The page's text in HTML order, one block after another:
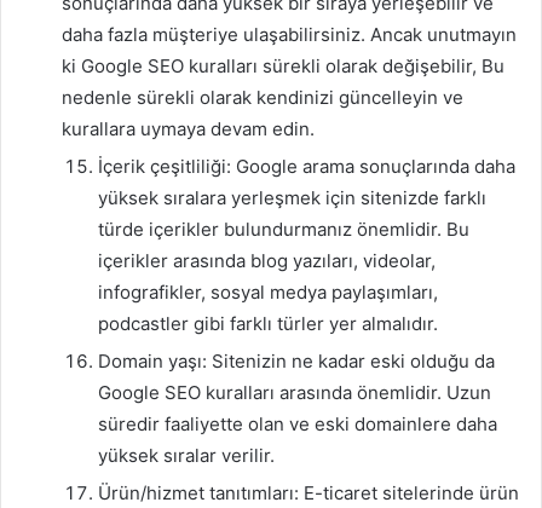
daha fazla müşteriye ulaşabilirsiniz. Ancak unutmayın
ki Google SEO kuralları sürekli olarak değişebilir, Bu
nedenle sürekli olarak kendinizi güncelleyin ve
kurallara uymaya devam edin.
İçerik çeşitliliği: Google arama sonuçlarında daha
yüksek sıralara yerleşmek için sitenizde farklı
türde içerikler bulundurmanız önemlidir. Bu
içerikler arasında blog yazıları, videolar,
infografikler, sosyal medya paylaşımları,
podcastler gibi farklı türler yer almalıdır.
Domain yaşı: Sitenizin ne kadar eski olduğu da
Google SEO kuralları arasında önemlidir. Uzun
süredir faaliyette olan ve eski domainlere daha
yüksek sıralar verilir.
Ürün/hizmet tanıtımları: E-ticaret sitelerinde ürün